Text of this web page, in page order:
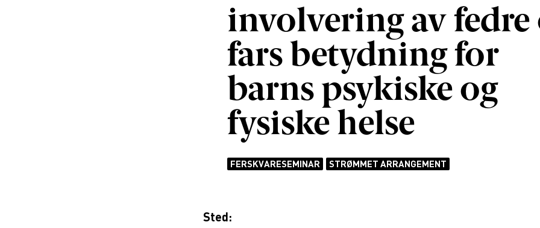
involvering av fedre
fars betydning for
barns psykiske og
fysiske helse
FERSKVARESEMINAR STRØMMET ARRANGEMENT
Sted: